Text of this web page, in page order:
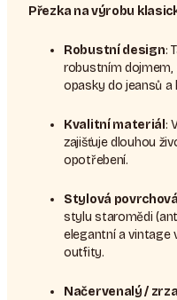
Přezka na výrobu
Robustní design:
robustním dojmem,
opasky do jeansů a
Kvalitní materiál :
zajišťuje dlouhou
opotřebení.
Stylová
stylu staromědi
elegantní a vintage
outfity.
Načervenalý /